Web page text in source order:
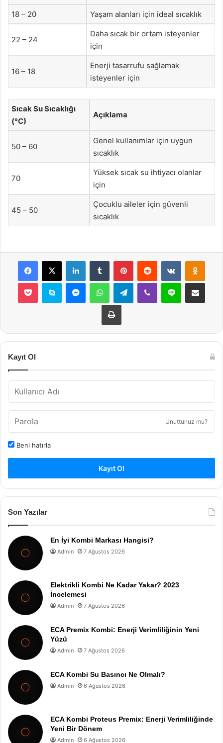
18 – 20 Yaşam alanları için ideal sıcaklık
22 – 24
Daha sıcak bir ortam isteyenler
için
16 – 18
Enerji tasarrufu sağlamak
isteyenler için
Sıcak Su Sıcaklığı
(°C)
Açıklama
50 – 60
Genel kullanımlar için uygun
sıcaklık
70
Yüksek sıcak su ihtiyacı olanlar
için
45 – 50
Çocuklu aileler için güvenli
sıcaklık
Facebook
X LinkedInTumblr PinterestReddit VKontakte
Pocket Skype MessengerWhatsAppTelegramViber Line E-Posta ile
Yazdır
Kayıt Ol
Unuttunuz mu?
Beni hatırla
Kayıt Ol
Son Yazılar
En İyi Kombi Markası Hangisi?
Admin 7 Ağustos 2026
Elektrikli Kombi Ne Kadar Yakar? 2023
İncelemesi
Admin 7 Ağustos 2026
ECA Premix Kombi: Enerji Verimliliğinin Yeni
Yüzü
Admin 7 Ağustos 2026
ECA Kombi Su Basıncı Ne Olmalı?
Admin 6 Ağustos 2026
ECA Kombi Proteus Premix: Enerji Verimliliğinde
Yeni Bir Dönem
Admin 6 Ağustos 2026